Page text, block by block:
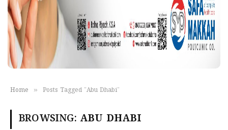
Home » Posts Tagged "Abu Dhabi"
BROWSING: ABU DHABI